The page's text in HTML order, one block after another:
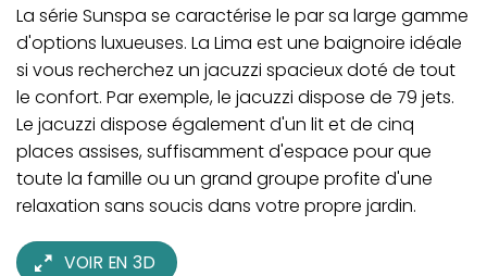
La série Sunspa se caractérise le par sa large gamme
d'options luxueuses. La Lima est une baignoire idéale
si vous recherchez un jacuzzi spacieux doté de tout
le confort. Par exemple, le jacuzzi dispose de 79 jets.
Le jacuzzi dispose également d'un lit et de cinq
places assises, suffisamment d'espace pour que
toute la famille ou un grand groupe profite d'une
relaxation sans soucis dans votre propre jardin.
VOIR EN 3D